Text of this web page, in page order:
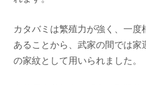
カタバミは繁殖力が強く、一
あることから、武家の間では
の家紋として用いられました。